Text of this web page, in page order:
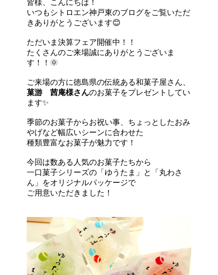
皆様、こんにちは！
いつもシトロエン神戸東のブログをご覧いただ
きありがとうございます😊
ただいま決算フェア開催中！！
たくさんのご来場誠にありがとうございま
す！！🌞
ご来場の方に徳島県の伝統ある和菓子屋さん、
菓游 茜庵様さんのお菓子をプレゼントしてい
ます✨
季節のお菓子からお祝い事、ちょっとしたおみ
やげなど幅広いシーンに合わせた
種類豊富なお菓子が魅力です！
今回は数ある人気のお菓子たちから
一口菓子シリーズの「ゆうたま」と「丸わさ
ん」をオリジナルパッケージで
ご用意いただきました！